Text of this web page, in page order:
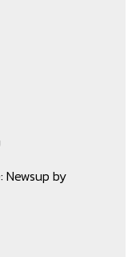
Newsup by